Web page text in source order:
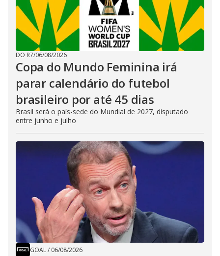
DO R7/06/08/2026
Copa do Mundo Feminina irá
parar calendário do futebol
brasileiro por até 45 dias
Brasil será o país-sede do Mundial de 2027, disputado
entre junho e julho
GOAL/ 06/08/2026